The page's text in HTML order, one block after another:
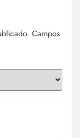
Campos